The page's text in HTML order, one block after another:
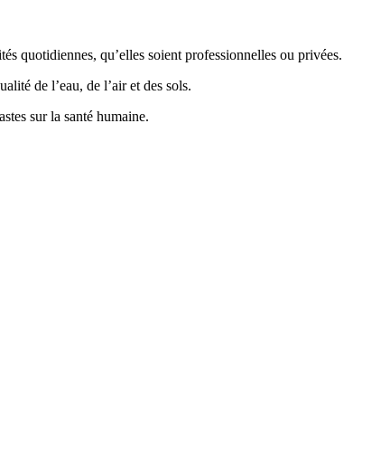
quotidiennes, qu’elles soient professionnelles ou privées.
de l’eau, de l’air et des sols.
sur la santé humaine.